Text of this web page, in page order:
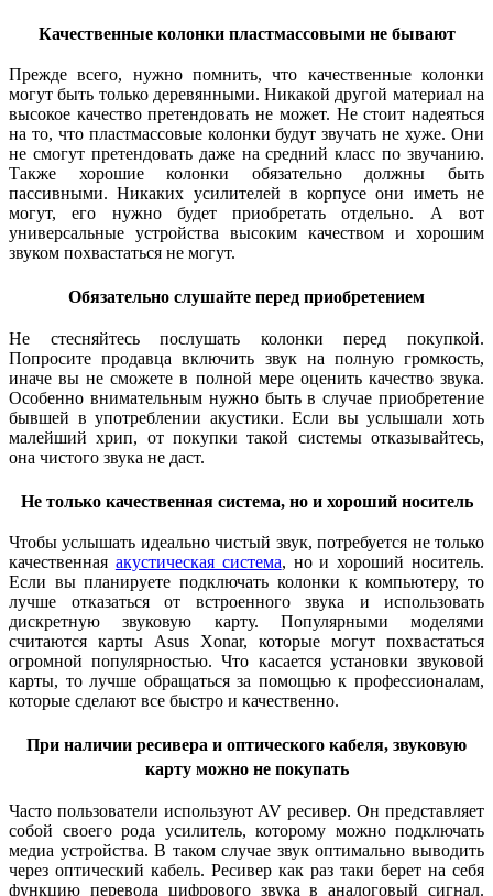
Качественные колонки пластмассовыми не бывают
Прежде всего, нужно помнить, что качественные колонки
могут быть только деревянными. Никакой другой материал на
высокое качество претендовать не может. Не стоит надеяться
на то, что пластмассовые колонки будут звучать не хуже. Они
не смогут претендовать даже на средний класс по звучанию.
Также хорошиеколонки обязательно должны быть
пассивными. Никаких усилителей в корпусе они иметь не
могут, его нужно будет приобретать отдельно. А вот
универсальные устройства высоким качеством и хорошим
звуком похвастаться не могут.
Обязательно слушайте перед приобретением
Не стесняйтесь послушать колонки перед покупкой.
Попросите продавца включить звук на полную громкость,
иначе вы не сможете в полной мере оценить качество звука.
Особенно внимательным нужно быть в случае приобретение
бывшей в употреблении акустики. Если вы услышали хоть
малейший хрип, от покупки такой системы отказывайтесь,
она чистого звука не даст.
Не только качественная система, но и хороший носитель
Чтобы услышать идеально чистый звук, потребуется не только
качественная акустическая система, но и хороший носитель.
Если вы планируете подключать колонки к компьютеру, то
лучше отказаться от встроенного звука и использовать
дискретную звуковую карту. Популярными моделями
считаются карты Asus Xonar, которые могут похвастаться
огромной популярностью. Что касается установки звуковой
карты, то лучше обращаться за помощью к профессионалам,
которые сделают все быстро и качественно.
При наличии ресивера и оптического кабеля, звуковую
карту можно не покупать
Часто пользователи используют AV ресивер. Он представляет
собой своего рода усилитель, которому можно подключать
медиа устройства. В таком случае звук оптимально выводить
через оптический кабель. Ресивер как раз таки берет на себя
функцию перевода цифрового звука в аналоговый сигнал.